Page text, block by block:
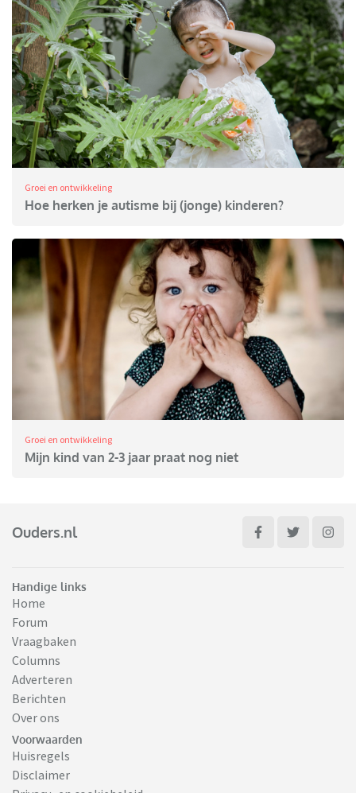
Groei en ontwikkeling
Hoe herken je autisme bij (jonge) kinderen?
Groei en ontwikkeling
Mijn kind van 2-3 jaar praat nog niet
Ouders.nl
Handige links
Home
Forum
Vraagbaken
Columns
Adverteren
Berichten
Over ons
Voorwaarden
Huisregels
Disclaimer